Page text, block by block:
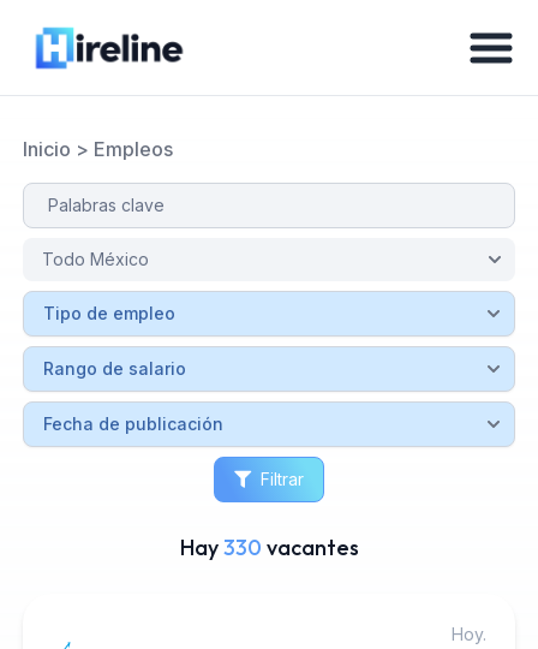
Inicio > Empleos
Filtrar
Hay330 vacantes
Hoy.